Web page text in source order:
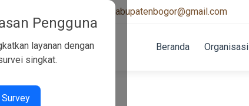
kwarcabkabupatenbogor@gmail.com
Beranda Organisasi
Pengguna
layanan dengan
singkat.